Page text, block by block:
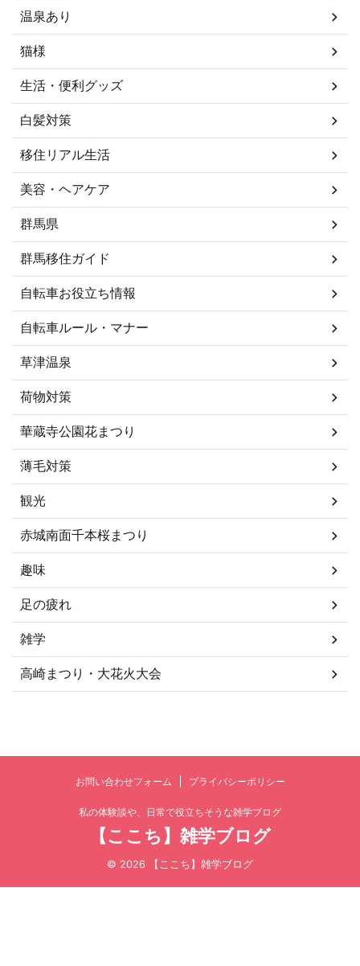
温泉あり
猫様
生活・便利グッズ
白髪対策
移住リアル生活
美容・ヘアケア
群馬県
群馬移住ガイド
自転車お役立ち情報
自転車ルール・マナー
草津温泉
荷物対策
華蔵寺公園花まつり
薄毛対策
観光
赤城南面千本桜まつり
趣味
足の疲れ
雑学
高崎まつり・大花火大会
お問い合わせフォーム プライバシーポリシー
私の体験談や、日常で役立ちそうな雑学ブログ
【ここち】雑学ブログ
© 2026 【ここち】雑学ブログ